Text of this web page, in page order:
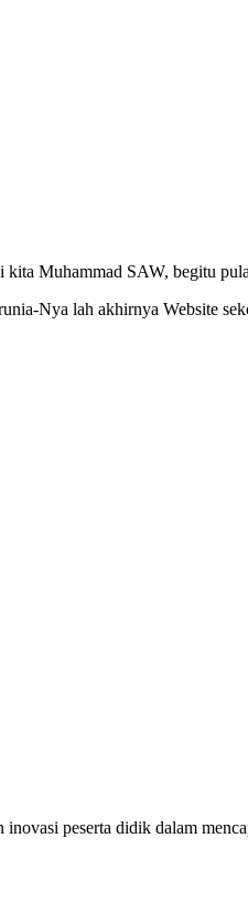
Muhammad SAW, begitu
Nya lah akhirnya Website
peserta didik dalam